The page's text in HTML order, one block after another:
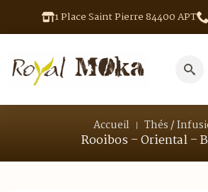
1 Place Saint Pierre 84400 APT
for:
Accueil Thés /
Rooibos – Oriental –